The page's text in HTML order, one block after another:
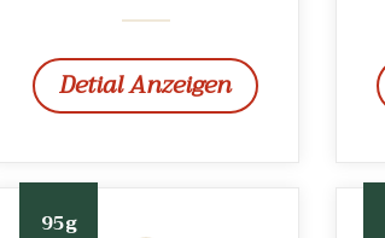
Detial Anzeigen
95g